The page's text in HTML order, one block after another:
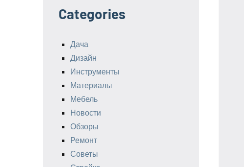
Categories
Дача
Дизайн
Инструменты
Материалы
Мебель
Новости
Обзоры
Ремонт
Советы